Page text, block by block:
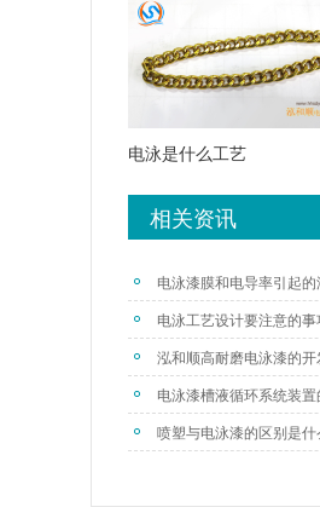
电泳是什么工艺
相关资讯
电泳漆膜和电导率引起
电泳工艺设计要注意的
泓和顺高耐磨电泳漆的
电泳漆槽液循环系统装
喷塑与电泳漆的区别是什